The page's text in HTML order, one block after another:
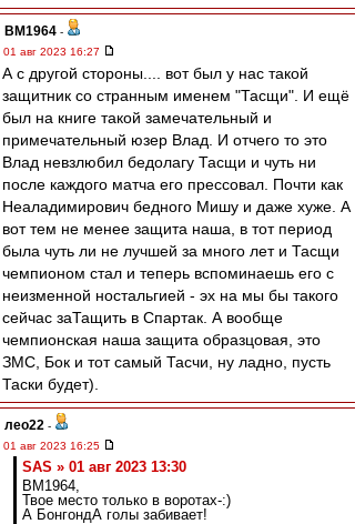
BM1964 -
01 авг 2023 16:27
А с другой стороны.... вот был у нас такой
защитник со странным именем "Тасщи". И ещё
был на книге такой замечательный и
примечательный юзер Влад. И отчего то это
Влад невзлюбил бедолагу Тасщи и чуть ни
после каждого матча его прессовал. Почти как
Неаладимирович бедного Мишу и даже хуже. А
вот тем не менее защита наша, в тот период
была чуть ли не лучшей за много лет и Тасщи
чемпионом стал и теперь вспоминаешь его с
неизменной ностальгией - эх на мы бы такого
сейчас заТащить в Спартак. А вообще
чемпионская наша защита образцовая, это
ЗМС, Бок и тот самый Тасчи, ну ладно, пусть
Таски будет).
лео22 -
01 авг 2023 16:25
SAS » 01 авг 2023 13:30
BM1964,
Твое место только в воротах-:)
А БонгондА голы забивает!